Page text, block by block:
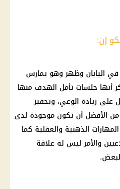
إن:
اليابان وظهر وهو يمارس
أنها جلسات تأمل الهدف منها
على زيادة الوعي، وتحفيز
من الأفضل أن تكون موجودة لدى
الذهنية والعقلية كما
والأمر ليس له علاقة